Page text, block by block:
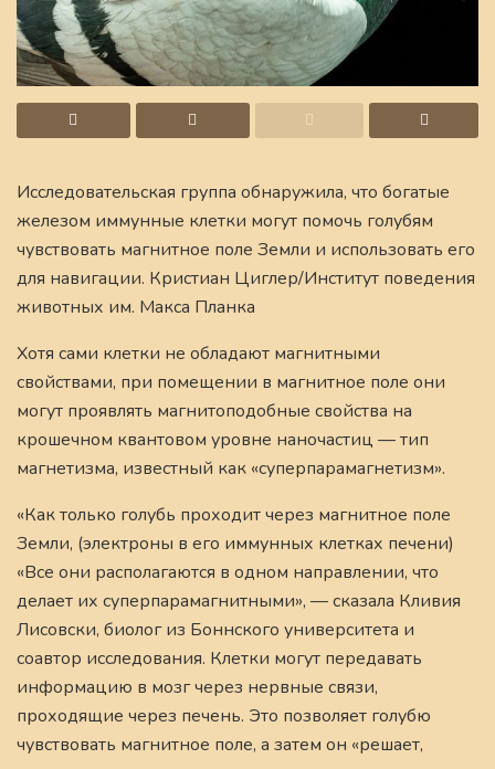
Исследовательская группа обнаружила, что богатые
железом иммунные клетки могут помочь голубям
чувствовать магнитное поле Земли и использовать его
для навигации. Кристиан Циглер/Институт поведения
животных им. Макса Планка
Хотя сами клетки не обладают магнитными
свойствами, при помещении в магнитное поле они
могут проявлять магнитоподобные свойства на
крошечном квантовом уровне наночастиц — тип
магнетизма, известный как «суперпарамагнетизм».
«Как только голубь проходит через магнитное поле
Земли, (электроны в его иммунных клетках печени)
«Все они располагаются в одном направлении, что
делает их суперпарамагнитными», — сказала Кливия
Лисовски, биолог из Боннского университета и
соавтор исследования. Клетки могут передавать
информацию в мозг через нервные связи,
проходящие через печень. Это позволяет голубю
чувствовать магнитное поле, а затем он «решает,